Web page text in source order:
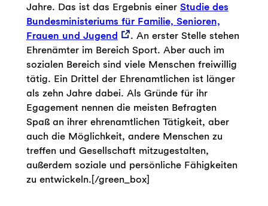
Jahre. Das ist das Ergebnis einer Studie des
Bundesministeriums für Familie, Senioren,
Frauen und Jugend
. An erster Stelle stehen
Ehrenämter im Bereich Sport. Aber auch im
sozialen Bereich sind viele Menschen freiwillig
tätig. Ein Drittel der Ehrenamtlichen ist länger
als zehn Jahre dabei. Als Gründe für ihr
Egagement nennen die meisten Befragten
Spaß an ihrer ehrenamtlichen Tätigkeit, aber
auch die Möglichkeit, andere Menschen zu
treffen und Gesellschaft mitzugestalten,
außerdem soziale und persönliche Fähigkeiten
zu entwickeln.[/green_box]